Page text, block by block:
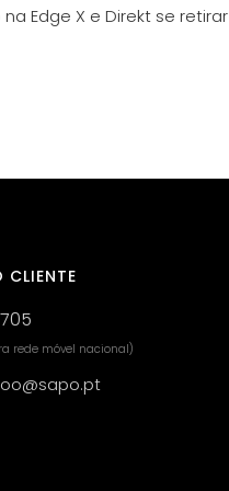
Edge X e Direkt se
rede móvel nacional)